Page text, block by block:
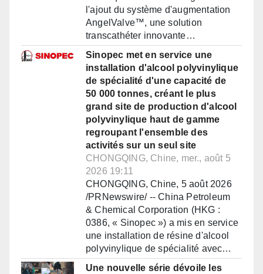
l'ajout du système d'augmentation
AngelValve™, une solution
transcathéter innovante…
Sinopec met en service une
installation d'alcool polyvinylique
de spécialité d'une capacité de
50 000 tonnes, créant le plus
grand site de production d'alcool
polyvinylique haut de gamme
regroupant l'ensemble des
activités sur un seul site
CHONGQING, Chine, mer., août 5
2026 19:11
CHONGQING, Chine, 5 août 2026
/PRNewswire/ -- China Petroleum
& Chemical Corporation (HKG :
0386, « Sinopec ») a mis en service
une installation de résine d'alcool
polyvinylique de spécialité avec…
Une nouvelle série dévoile les